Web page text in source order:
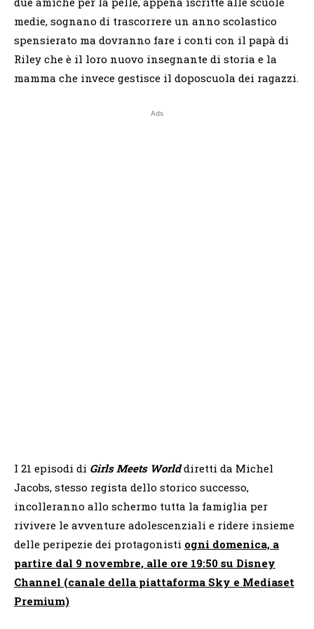
medie, sognano di trascorrere un anno scolastico
spensierato ma dovranno fare i conti con il papà di
Riley che è il loro nuovo insegnante di storia e la
mamma che invece gestisce il doposcuola dei ragazzi.
Ads
I 21 episodi di Girls Meets Worlddiretti da Michel
Jacobs, stesso regista dello storico successo,
incolleranno allo schermo tutta la famiglia per
rivivere le avventure adolescenziali e ridere insieme
delle peripezie dei protagonisti ogni domenica, a
partire dal 9 novembre, alle ore 19:50 su Disney
Channel (canale della piattaforma Sky e Mediaset
Premium)